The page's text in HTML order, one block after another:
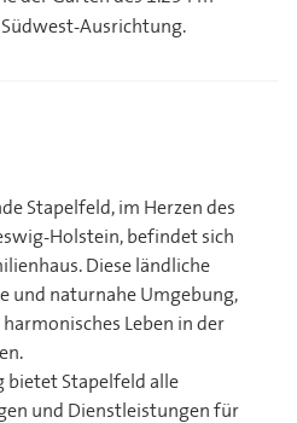
Ausrichtung.
Stapelfeld, im Herzen des
Holstein, befindet sich
Diese ländliche
und naturnahe Umgebung,
Leben in der
bietet Stapelfeld alle
und Dienstleistungen für